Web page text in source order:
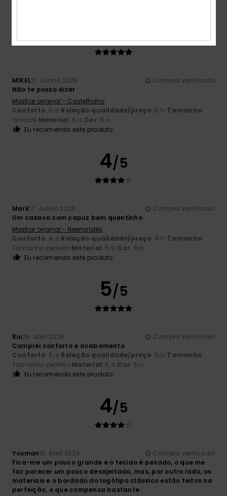
5
MIKEL21. Junho 2026
Compra verificada
Não te posso dizer
Mostrar original - Castelhano
Conforto: 5 /5 Relação qualidade/preço: 5 /5 Tamanho:
Grande Material: 5/5 Cor: 5 /5
Eu recomendo este produto
4/5
Mark17. Junho 2026
Compra verificada
Um casaco com capuz bem quentinho
Mostrar original - Neerlandês
Conforto: 4 /5 Relação qualidade/preço: 4 /5 Tamanho:
Tamanho perfeito Material: 5 /5 Cor: 5/5
Eu recomendo este produto
5/5
Rui28. Abril 2026
Compra verificada
Comprei conforto e acabamento
Conforto: 5 /5 Relação qualidade/preço: 5 /5 Tamanho:
Tamanho perfeito Material: 5 /5 Cor: 5/5
Eu recomendo este produto
4/5
Yosman16. Abril 2026
Compra verificada
Fica-me um pouco grande e o tecido é pesado, o que me
faz parecer um pouco desajeitado, mas, por outro lado, os
materiais e o bordado do logótipo clássico estão feitos na
perfeição, o que compensa bastante